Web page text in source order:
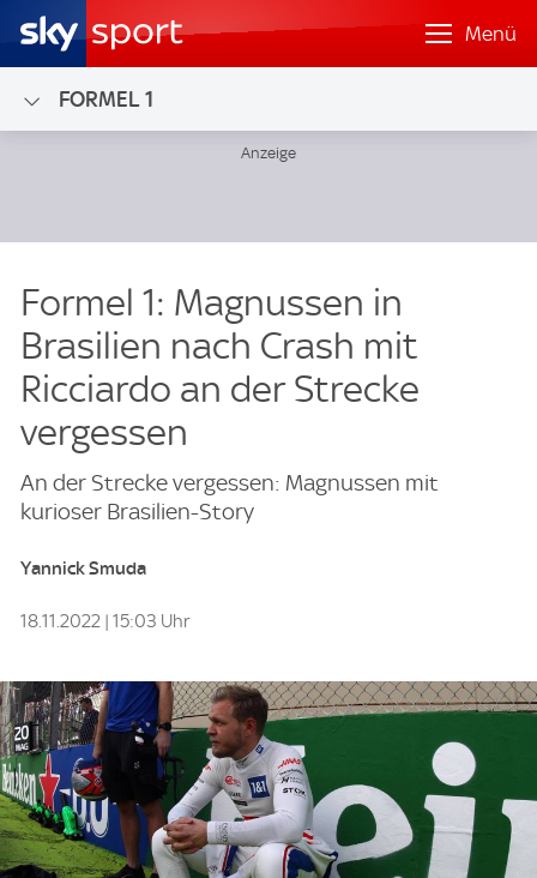
Menü
FORMEL 1
Formel 1: Magnussen in
Brasilien nach Crash mit
Ricciardo an der Strecke
vergessen
An der Strecke vergessen: Magnussen mit
kurioser Brasilien-Story
Yannick Smuda
18.11.2022 | 15:03 Uhr